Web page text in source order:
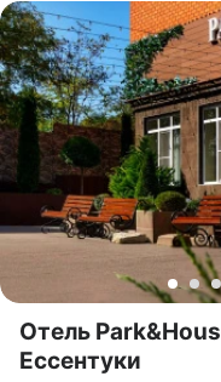
Отель
Ессентуки